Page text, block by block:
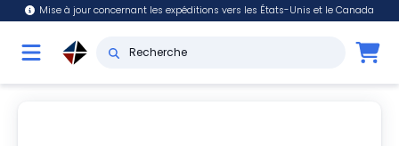
Mise à jour concernant les expéditions vers les États-Unis et le Canada